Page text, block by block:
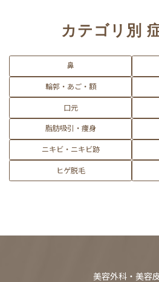
カテゴリ別
鼻
輪郭・あご・額
口元
脂肪吸引・痩身
ニキビ・ニキビ跡
ヒゲ脱毛
美容外科・美容